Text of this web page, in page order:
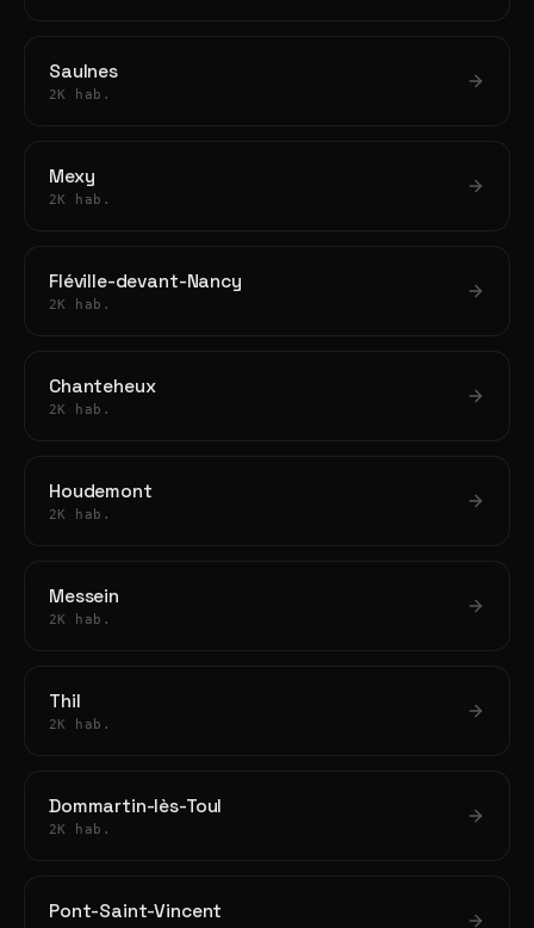
Saulnes
2K hab.
Mexy
2K hab.
Fléville-devant-Nancy
2K hab.
Chanteheux
2K hab.
Houdemont
2K hab.
Messein
2K hab.
Thil
2K hab.
Dommartin-lès-Toul
2K hab.
Pont-Saint-Vincent